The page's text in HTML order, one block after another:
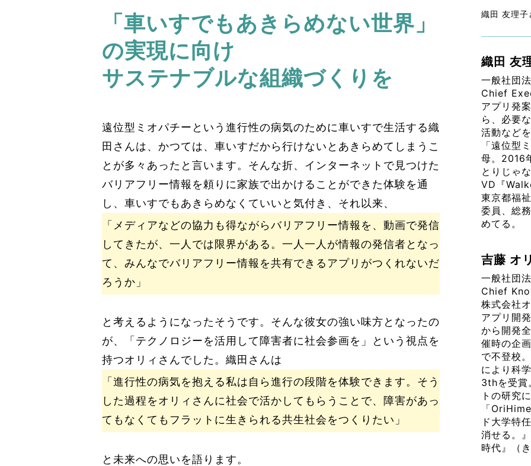
「車いすでもあきらめない世界」
の実現に向け
サステナブルな組織づくりを
遠位型ミオパチーという進行性の病気のために車いすで生活する織
田さんは、かつては、車いすだから行けないとあきらめてしまうこ
とが多々あったと言います。そんな折、インターネットで見つけた
バリアフリー情報を頼りに家族で出かけることができた体験を通
し、車いすでもあきらめなくていいと気付き、それ以来、
「メディアなどの協力も得ながらバリアフリー情報を、動画で発信
してきたが、一人では限界がある。一人一人が情報の発信者となっ
て、みんなでバリアフリー情報を共有できるアプリがつくれないだ
ろうか」
と考えるようになったそうです。そんな彼女の強い味方となったの
が、「テクノロジーを活用して障害者に社会参画を」という視点を
持つオリィさんでした。織田さんは
「進行性の病気を抱える私は自ら進行の段階を体験できます。そう
した過程をオリィさんに社会で活かしてもらうことで、障害があっ
てもなくてもフラットに生きられる共生社会をつくりたい」
と未来への思いを語ります。
織田 友理子
織田 友
一般社団
Chief
アプリ発
ら、必要
活動など
「遠位型
母。2016
とりじゃ
VD『
東京都福
委員、総
めてる。
吉藤 オ
一般社団
Chief
株式会社
アプリ開
から開発
催時の企
で不登校
により科
3thを受賞
トの研究
「
ド大学特
消せる。
時代』（